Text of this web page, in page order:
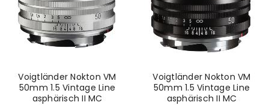
Voigtländer Nokton VM
50mm 1.5 Vintage Line
asphärisch II MC
Voigtländer Nokton VM
50mm 1.5 Vintage Line
asphärisch II MC